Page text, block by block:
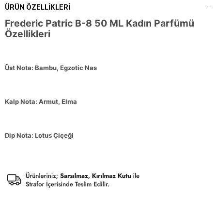
ÜRÜN ÖZELLIKLERI
Frederic Patric B-8 50 ML Kadın Parfümü
Özellikleri
Üst Nota: Bambu, Egzotic Nas
Kalp Nota: Armut, Elma
Dip Nota: Lotus Çiçeği